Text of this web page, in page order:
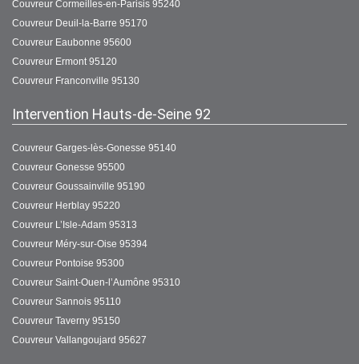
Couvreur Cormeilles-en-Parisis 95240
Couvreur Deuil-la-Barre 95170
Couvreur Eaubonne 95600
Couvreur Ermont 95120
Couvreur Franconville 95130
Intervention Hauts-de-Seine 92
Couvreur Garges-lès-Gonesse 95140
Couvreur Gonesse 95500
Couvreur Goussainville 95190
Couvreur Herblay 95220
Couvreur L’Isle-Adam 95313
Couvreur Méry-sur-Oise 95394
Couvreur Pontoise 95300
Couvreur Saint-Ouen-l’Aumône 95310
Couvreur Sannois 95110
Couvreur Taverny 95150
Couvreur Vallangoujard 95627